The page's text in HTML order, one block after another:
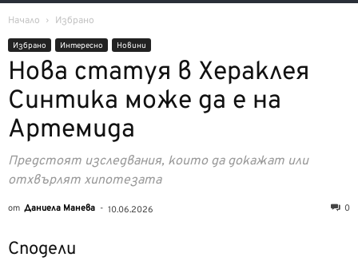
Начало Избрано
Избрано Интерeсно Новини
Нова статуя в Хераклея
Синтика може да е на
Артемида
Предстоят изследвания, които да докажат или
отхвърлят хипотезата
от Даниела Манева - 10.06.2026 0
Сподели